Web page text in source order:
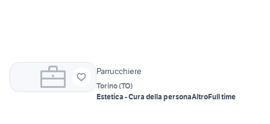
Parrucchiere
Torino(TO)
Estetica - Cura della personaAltroFull time